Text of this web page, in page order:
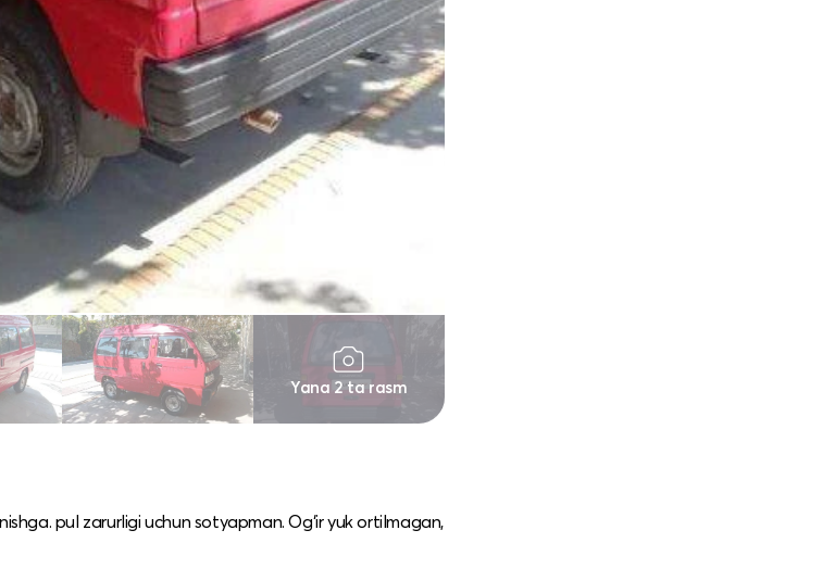
Yana 2 ta rasm
pul zarurligi uchun sotyapman. Og‘ir yuk ortilmagan,